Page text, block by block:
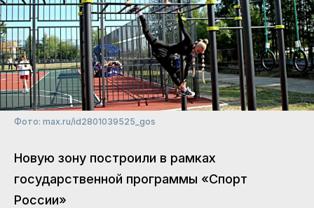
Фото: max.ru/id2801039525_gos
Новую зону построили в рамках
государственной программы «Спорт
России»